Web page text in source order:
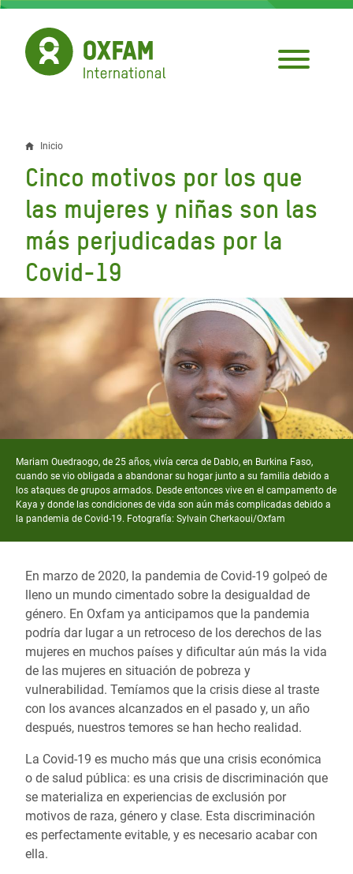
Pasar
contenido
principal
Sobrescribir
enlaces
de
ayuda
a
la
navegación
Inicio
Cinco motivos por los que
las mujeres y niñas son las
más perjudicadas por la
Covid-19
Mariam Ouedraogo, de 25 años, vivía cerca de Dablo, en Burkina Faso,
cuando se vio obligada a abandonar su hogar junto a su familia debido a
los ataques de grupos armados. Desde entonces vive en el campamento de
Kaya y donde las condiciones de vida son aún más complicadas debido a
la pandemia de Covid-19. Fotografía: Sylvain Cherkaoui/Oxfam
En marzo de 2020, la pandemia de Covid-19 golpeó de
lleno un mundo cimentado sobre la desigualdad de
género. En Oxfam ya anticipamos que la pandemia
podría dar lugar a un retroceso de los derechos de las
mujeres en muchos países y dificultar aún más la vida
de las mujeres en situación de pobreza y
vulnerabilidad. Temíamos que la crisis diese al traste
con los avances alcanzados en el pasado y, un año
después, nuestros temores se han hecho realidad.
La Covid-19 es mucho más que una crisis económica
o de salud pública: es una crisis de discriminación que
se materializa en experiencias de exclusión por
motivos de raza, género y clase. Esta discriminación
es perfectamente evitable, y es necesario acabar con
ella.